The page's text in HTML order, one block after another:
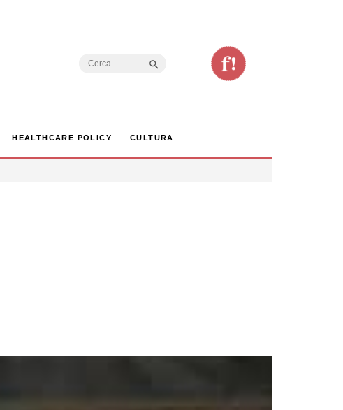
Search
HEALTHCARE POLICY CULTURA